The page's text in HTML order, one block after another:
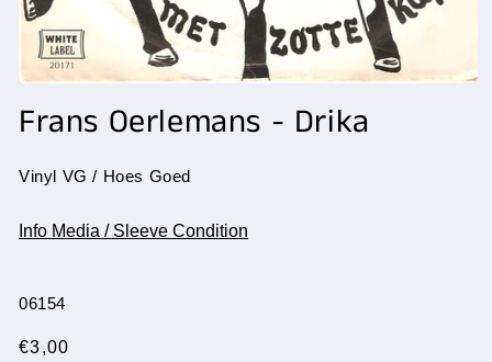
1
openen
Frans Oerlemans - Drika
Vinyl VG / Hoes Goed
Info Media / Sleeve Condition
SKU:
06154
Normale
€3,00